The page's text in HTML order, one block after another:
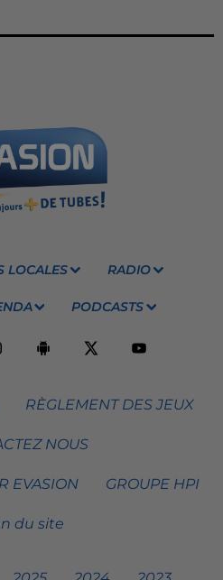
LOCALES RADIO
PODCASTS
RÈGLEMENT DES JEUX
NOUS
EVASION GROUPE HPI
du site